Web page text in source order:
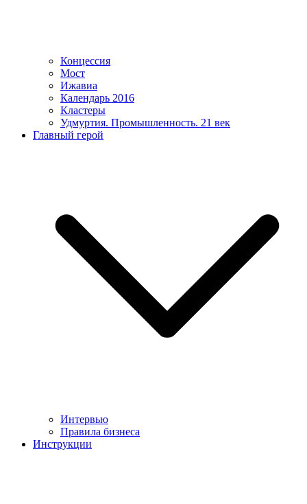
Концессия
Мост
Ижавиа
Календарь 2016
Кластеры
Удмуртия. Промышленность. 21 век
Главный герой
Интервью
Правила бизнеса
Инструкции